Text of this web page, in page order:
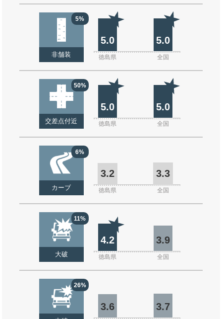
5%
非舗装
5.0 5.0
徳島県 全国
50%
交差点付近
5.0 5.0
徳島県 全国
6%
カーブ
3.2 3.3
徳島県 全国
11%
大破
4.2 3.9
徳島県 全国
26%
3.6 3.7